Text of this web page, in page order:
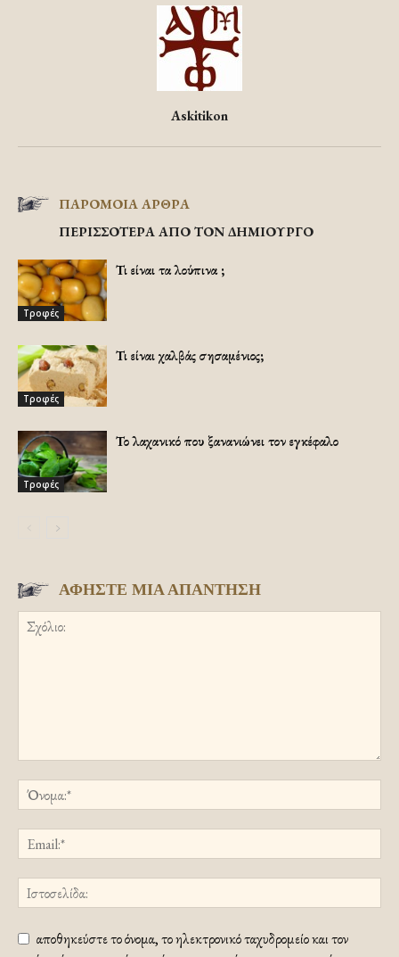
Askitikon
ΠΑΡΟΜΟΙΑ ΑΡΘΡΑ
ΠΕΡΙΣΣΟΤΕΡΑ ΑΠΟ ΤΟΝ ΔΗΜΙΟΥΡΓΟ
Τροφές
Τι είναι τα λούπινα ;
Τροφές
Τι είναι χαλβάς σησαμένιος;
Τροφές
Το λαχανικό που ξανανιώνει τον εγκέφαλο
ΑΦΗΣΤΕ ΜΙΑ ΑΠΑΝΤΗΣΗ
αποθηκεύστε το όνομα, το ηλεκτρονικό ταχυδρομείο και τον